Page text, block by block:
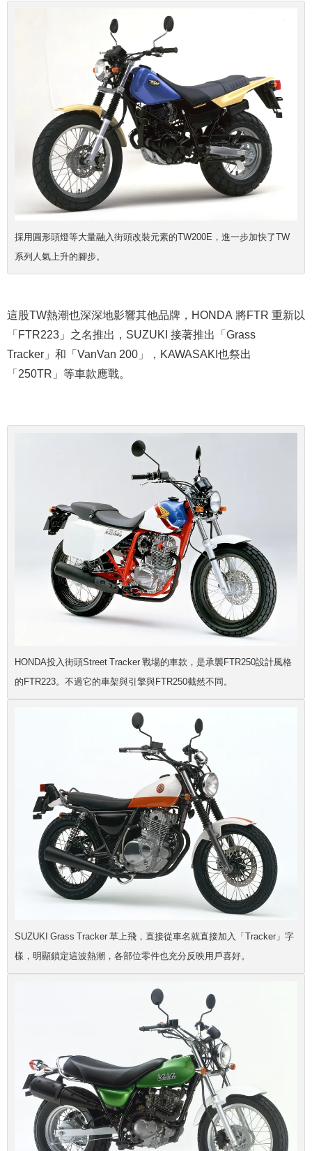
採用圓形頭燈等大量融入街頭改裝元素的TW200E，進一步加快了TW
系列人氣上升的腳步。
這股TW熱潮也深深地影響其他品牌，HONDA 將FTR 重新以
「FTR223」之名推出，SUZUKI 接著推出「Grass
Tracker」和「VanVan 200」，KAWASAKI也祭出
「250TR」等車款應戰。
HONDA投入街頭Street Tracker 戰場的車款，是承襲FTR250設計風格
的FTR223。不過它的車架與引擎與FTR250截然不同。
SUZUKI Grass Tracker 草上飛，直接從車名就直接加入「Tracker」字
樣，明顯鎖定這波熱潮，各部位零件也充分反映用戶喜好。